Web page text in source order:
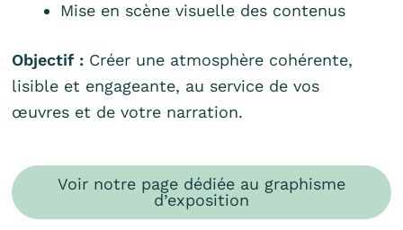
Mise en scène visuelle des contenus
Objectif : Créer une atmosphère cohérente,
lisible et engageante, au service de vos
œuvres et de votre narration.
Voir notre page dédiée au graphisme
d’exposition